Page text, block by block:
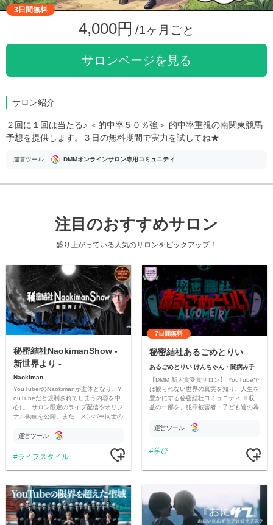
3日間無料
4,000円 /1ヶ月ごと
サロンページを見る
サロン紹介
２回に１回は当たる♪ ＜的中率５０％強＞ 的中率重視の南関東競馬
予想を提供します。３日の無料期間で実力を試してね★
運営ツール DMMオンラインサロン専用コミュニティ
注目のおすすめサロン
盛り上がっている人気のサロンをピックアップ！
秘密結社NaokimanShow -
新世界より -
Naokiman
YouTuberのNaokimanが主体となり、Y
ouTubeだと規制されてしまう内容を中
心に、サロン限定のライブ配信やオリジ
ナル動画を公開。また、メンバー同士の
ただいています。
運営ツール
ライフスタイル
7日間無料
秘密結社あるごめとりい
あるごめとりい けんちゃん・闇病み子
【DMM 新人賞受賞サロン】 YouTubeで
は観られない世界の真実を知り、人生を
豊かにする秘密結社コミュニティ ※収
益の一部を、犯罪被害者・子ども達の為
す運営ツール
学び